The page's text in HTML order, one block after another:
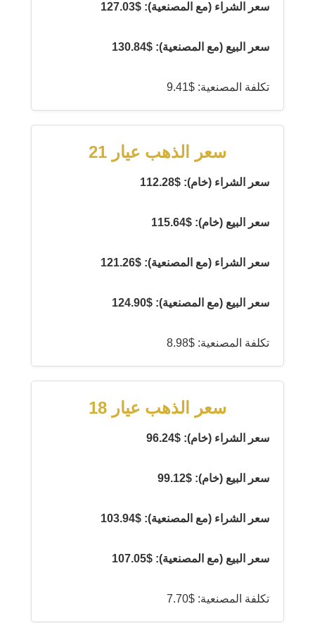
سعر الشراء (مع المصنعية): $127.03
سعر البيع (مع المصنعية): $130.84
تكلفة المصنعية: $9.41
سعر الذهب عيار 21
سعر الشراء (خام): $112.28
سعر البيع (خام): $115.64
سعر الشراء (مع المصنعية): $121.26
سعر البيع (مع المصنعية): $124.90
تكلفة المصنعية: $8.98
سعر الذهب عيار 18
سعر الشراء (خام): $96.24
سعر البيع (خام): $99.12
سعر الشراء (مع المصنعية): $103.94
سعر البيع (مع المصنعية): $107.05
تكلفة المصنعية: $7.70